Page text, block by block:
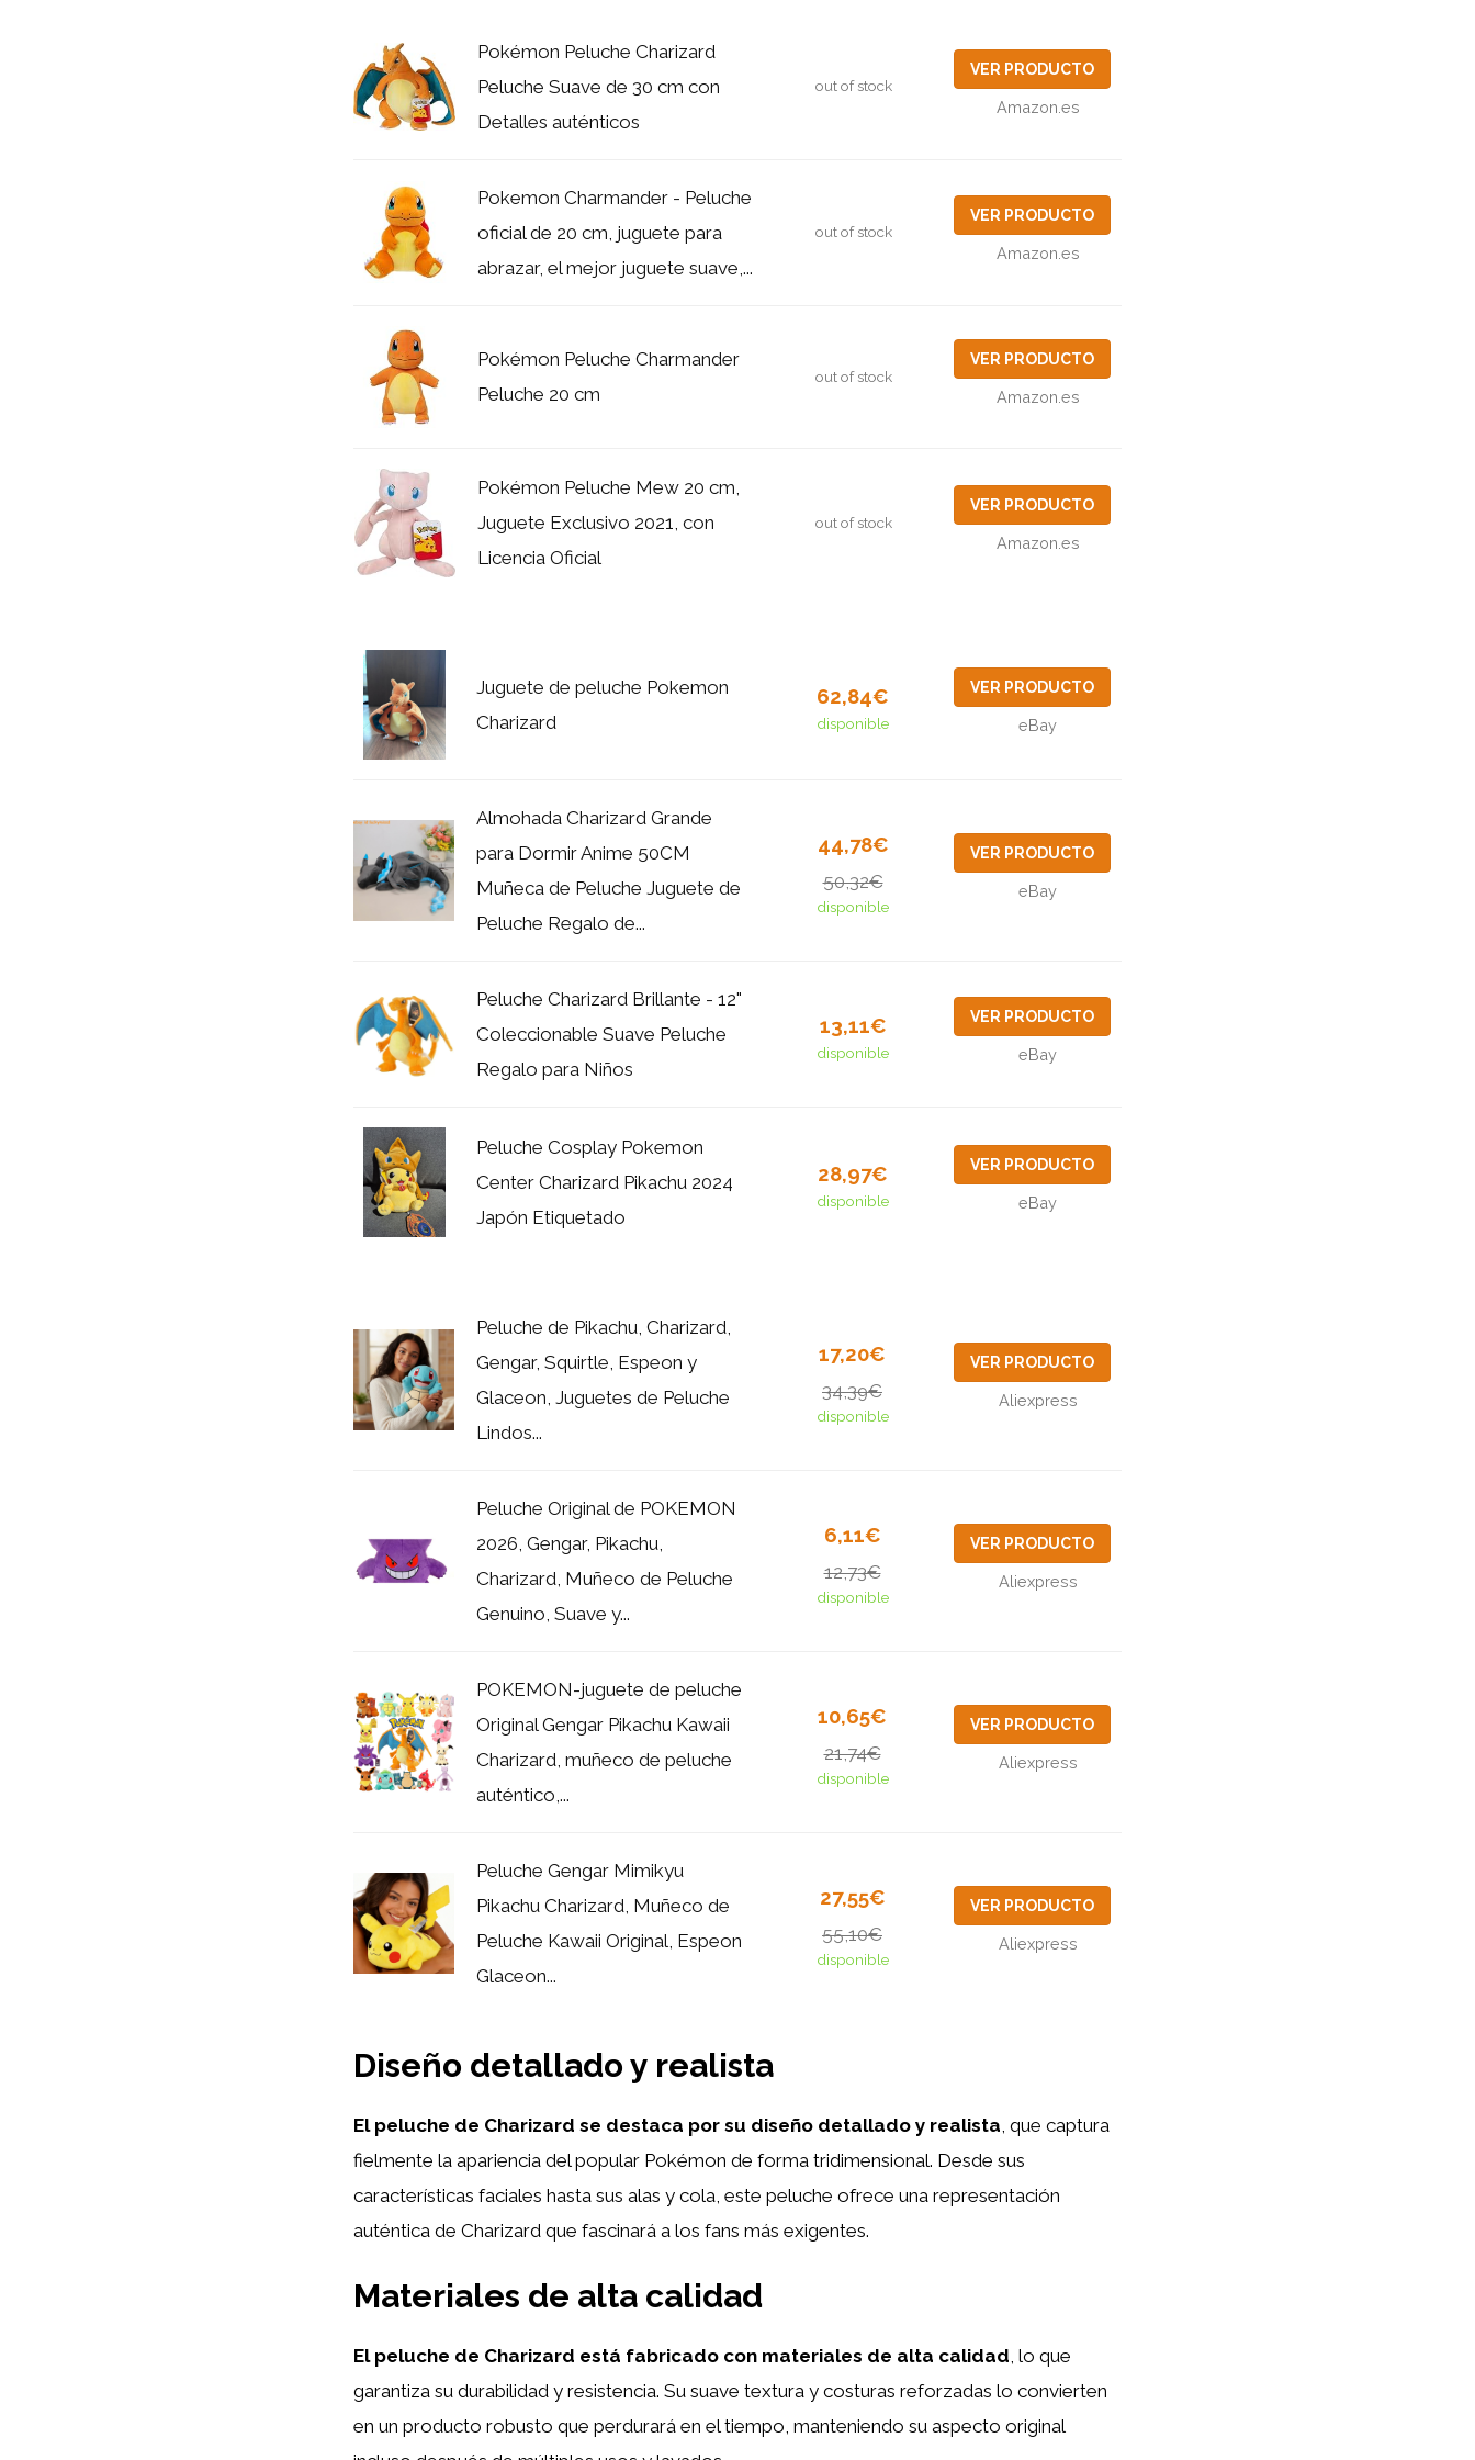
Pokémon Peluche Charizard
Peluche Suave de 30 cm con
Detalles auténticos
out of stock
VER PRODUCTO
Amazon.es
Pokemon Charmander - Peluche
oficial de 20 cm, juguete para
abrazar, el mejor juguete suave,...
out of stock
VER PRODUCTO
Amazon.es
Pokémon Peluche Charmander
Peluche 20 cm
out of stock
VER PRODUCTO
Amazon.es
Pokémon Peluche Mew 20 cm,
Juguete Exclusivo 2021, con
Licencia Oficial
out of stock
VER PRODUCTO
Amazon.es
Juguete de peluche Pokemon
Charizard
62,84€
disponible
VER PRODUCTO
eBay
Almohada Charizard Grande
para Dormir Anime 50CM
Muñeca de Peluche Juguete de
Peluche Regalo de...
44,78€
50,32€
disponible
VER PRODUCTO
eBay
Peluche Charizard Brillante - 12"
Coleccionable Suave Peluche
Regalo para Niños
13,11€
disponible
VER PRODUCTO
eBay
Peluche Cosplay Pokemon
Center Charizard Pikachu 2024
Japón Etiquetado
28,97€
disponible
VER PRODUCTO
eBay
Peluche de Pikachu, Charizard,
Gengar, Squirtle, Espeon y
Glaceon, Juguetes de Peluche
Lindos...
17,20€
34,39€
disponible
VER PRODUCTO
Aliexpress
Peluche Original de POKEMON
2026, Gengar, Pikachu,
Charizard, Muñeco de Peluche
Genuino, Suave y...
6,11€
12,73€
disponible
VER PRODUCTO
Aliexpress
POKEMON-juguete de peluche
Original Gengar Pikachu Kawaii
Charizard, muñeco de peluche
auténtico,...
10,65€
21,74€
disponible
VER PRODUCTO
Aliexpress
Peluche Gengar Mimikyu
Pikachu Charizard, Muñeco de
Peluche Kawaii Original, Espeon
Glaceon...
27,55€
55,10€
disponible
VER PRODUCTO
Aliexpress
Diseño detallado y realista
El peluche de Charizard se destaca por su diseño detallado y realista, que captura
fielmente la apariencia del popular Pokémon de forma tridimensional. Desde sus
características faciales hasta sus alas y cola, este peluche ofrece una representación
auténtica de Charizard que fascinará a los fans más exigentes.
Materiales de alta calidad
El peluche de Charizard está fabricado con materiales de alta calidad , lo que
garantiza su durabilidad y resistencia. Su suave textura y costuras reforzadas lo convierten
en un producto robusto que perdurará en el tiempo, manteniendo su aspecto original